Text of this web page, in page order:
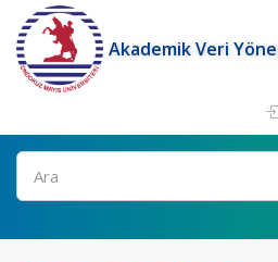
Akademik Veri
Ara